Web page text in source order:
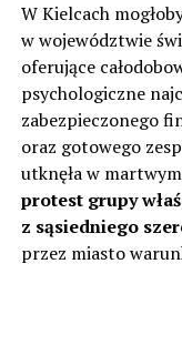
W Kielcach
w województwie
oferujące
psychologiczne
zabezpieczonego
oraz gotowego
utknęła w
protest grupy
z sąsiedniego
przez miasto